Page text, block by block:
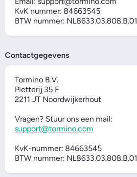
KvK nummer: 84663545
BTW nummer: NL8633.03.808.B.01
Contactgegevens
Tormino B.V.
Pletterij 35 F
2211 JT Noordwijkerhout
Vragen? Stuur ons een mail:
support@tormino.com
KvK-nummer: 84663545
BTW nummer: NL8633.03.808.B.01